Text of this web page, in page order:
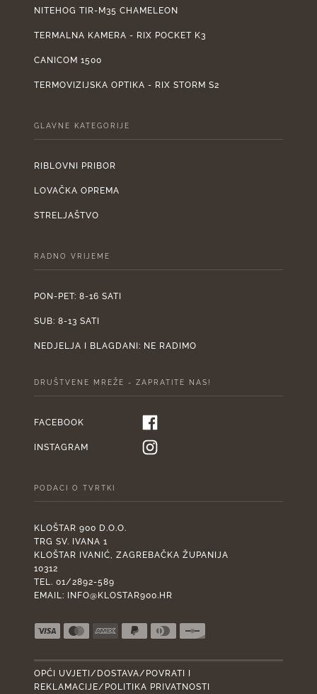
NITEHOG TIR-M35 CHAMELEON
TERMALNA KAMERA - RIX POCKET K3
CANICOM 1500
TERMOVIZIJSKA OPTIKA - RIX STORM S2
GLAVNE KATEGORIJE
RIBLOVNI PRIBOR
LOVAČKA OPREMA
STRELJAŠTVO
RADNO VRIJEME
PON-PET: 8-16 SATI
SUB: 8-13 SATI
NEDJELJA I BLAGDANI: NE RADIMO
DRUŠTVENE MREŽE - ZAPRATITE NAS!
FACEBOOK
INSTAGRAM
PODACI O TVRTKI
KLOŠTAR 900 D.O.O.
TRG SV. IVANA 1
KLOŠTAR IVANIĆ, ZAGREBAČKA ŽUPANIJA
10312
TEL. 01/2892-589
EMAIL:
INFO@KLOSTAR900.HR
OPĆI UVJETI/DOSTAVA/POVRATI I
REKLAMACIJE/POLITIKA PRIVATNOSTI